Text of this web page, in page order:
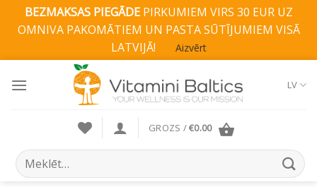
BEZMAKSAS PIEGĀDEPIRKUMIEM VIRS 30 EUR UZ
OMNIVA PAKOMĀTIEM UN PASTA SŪTĪJUMIEM VISĀ
LATVIJĀ!
Aizvērt
LV
GROZS /€0.00
Search
for: